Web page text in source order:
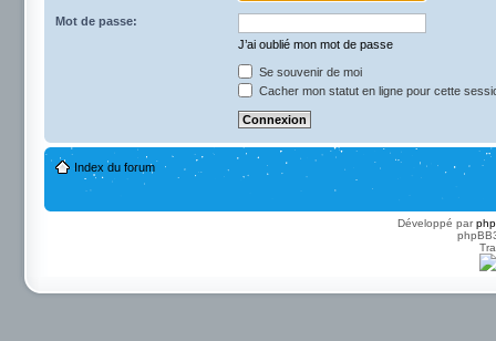
Mot de passe:
J’ai oublié mon mot de passe
Se souvenir de moi
Cacher mon statut en ligne pour cette
Index du forum
Développé par